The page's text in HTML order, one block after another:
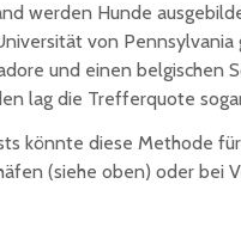
werden Hunde
von
und einen belgischen
lag die Trefferquote
könnte diese Methode
(siehe oben) oder bei